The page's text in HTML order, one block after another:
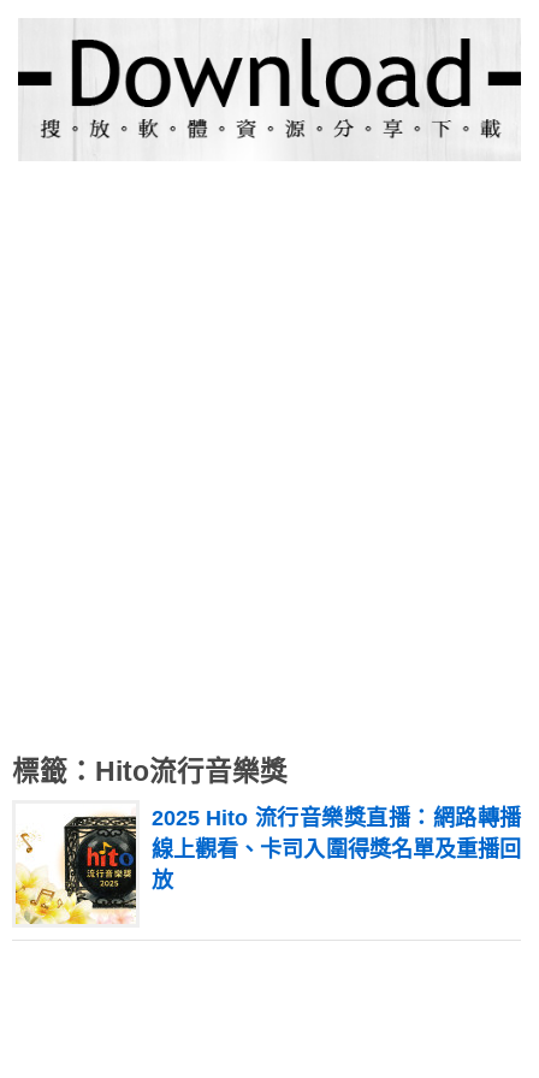
標籤：Hito流行音樂獎
2025 Hito 流行音樂獎直播：網路轉播
線上觀看、卡司入圍得獎名單及重播回
放